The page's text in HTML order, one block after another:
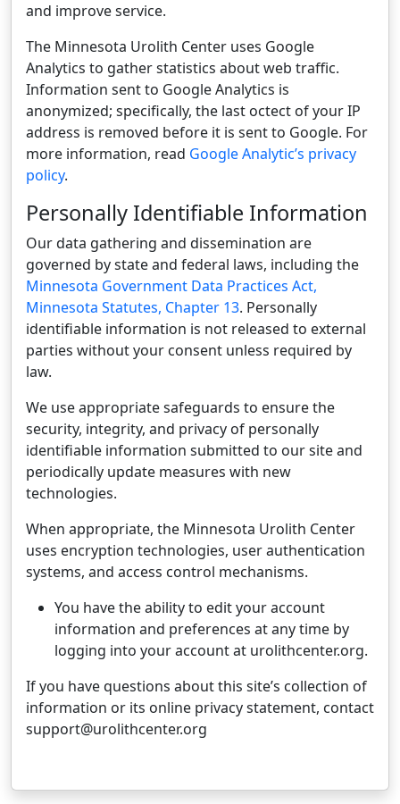
and improve service.
The Minnesota Urolith Center uses Google
Analytics to gather statistics about web traffic.
Information sent to Google Analytics is
anonymized; specifically, the last octect of your IP
address is removed before it is sent to Google. For
more information, read Google Analytic’s privacy
policy.
Personally Identifiable Information
Our data gathering and dissemination are
governed by state and federal laws, including the
Minnesota Government Data Practices Act,
Minnesota Statutes, Chapter 13. Personally
identifiable information is not released to external
parties without your consent unless required by
law.
We use appropriate safeguards to ensure the
security, integrity, and privacy of personally
identifiable information submitted to our site and
periodically update measures with new
technologies.
When appropriate, the Minnesota Urolith Center
uses encryption technologies, user authentication
systems, and access control mechanisms.
You have the ability to edit your account
information and preferences at any time by
logging into your account at urolithcenter.org.
If you have questions about this site’s collection of
information or its online privacy statement, contact
support@urolithcenter.org